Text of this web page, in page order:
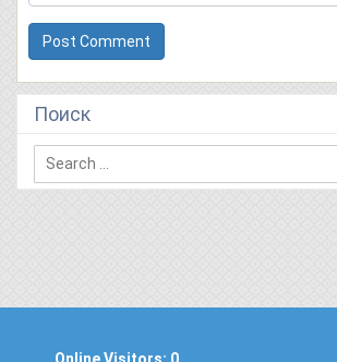
Поиск
Online Visitors: 0